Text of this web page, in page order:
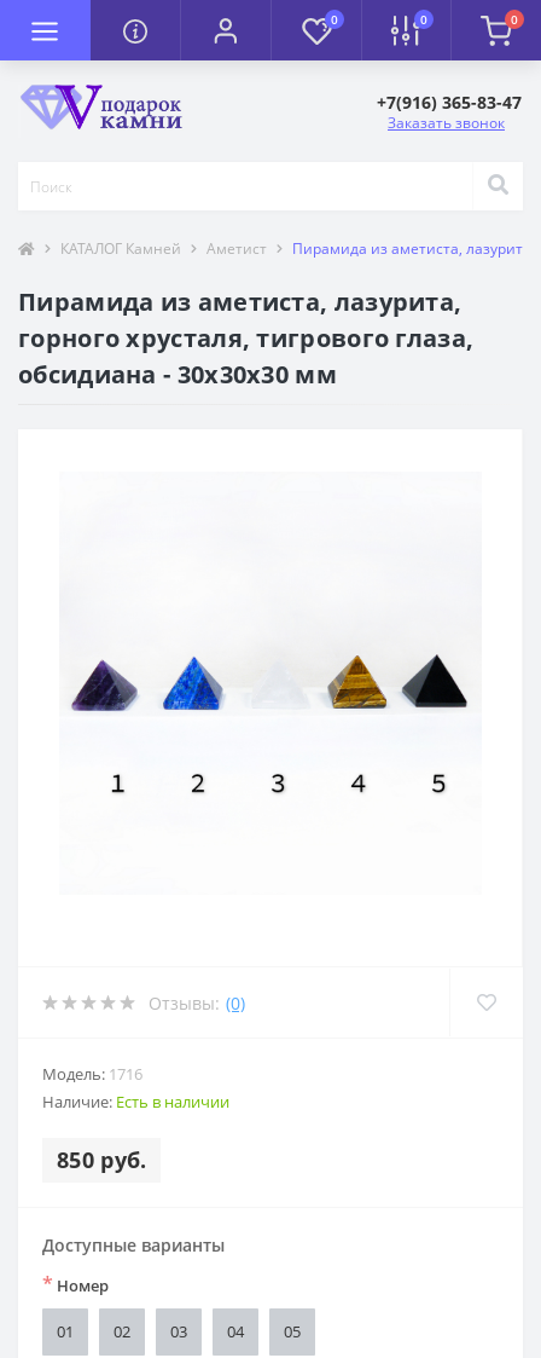
0 0 0
+7(916) 365-83-47
Заказать звонок
КАТАЛОГ Камней Аметист Пирамида из аметиста, лазурита,
Пирамида из аметиста, лазурита,
горного хрусталя, тигрового глаза,
обсидиана - 30х30х30 мм
Отзывы: (0)
Модель: 1716
Наличие: Есть в наличии
850 руб.
Доступные варианты
* Номер
01 02 03 04 05